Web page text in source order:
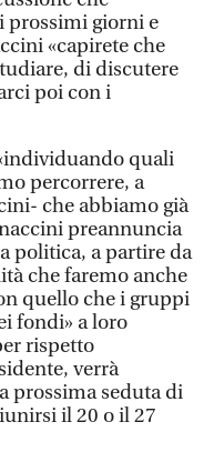
prossimi giorni e
«capirete che
di discutere
poi con i
quali
percorrere, a
che abbiamo già
preannuncia
politica, a partire da
che faremo anche
quello che i gruppi
fondi» a loro
rispetto
verrà
prossima seduta di
il 20 o il 27